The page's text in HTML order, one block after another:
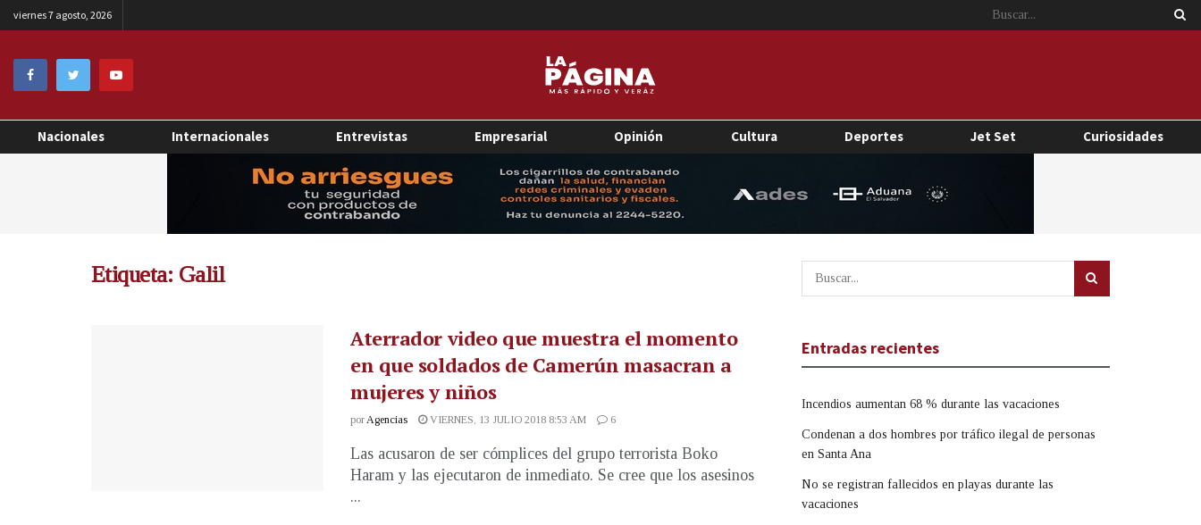
viernes 7 agosto, 2026
Nacionales Internacionales Entrevistas Empresarial Opinión Cultura Deportes Jet Set Curiosidades
Etiqueta: Galil
Aterrador video que muestra el momento
en que soldados de Camerún masacran a
mujeres y niños
porAgencias VIERNES, 13 JULIO 2018 8:53 AM 6
Las acusaron de ser cómplices del grupo terrorista Boko
Haram y las ejecutaron de inmediato. Se cree que los asesinos
...
Entradas recientes
Incendios aumentan 68 % durante las vacaciones
Condenan a dos hombres por tráfico ilegal de personas
en Santa Ana
No se registran fallecidos en playas durante las
vacaciones